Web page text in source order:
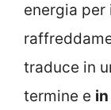
energia per
traduce in
termine e